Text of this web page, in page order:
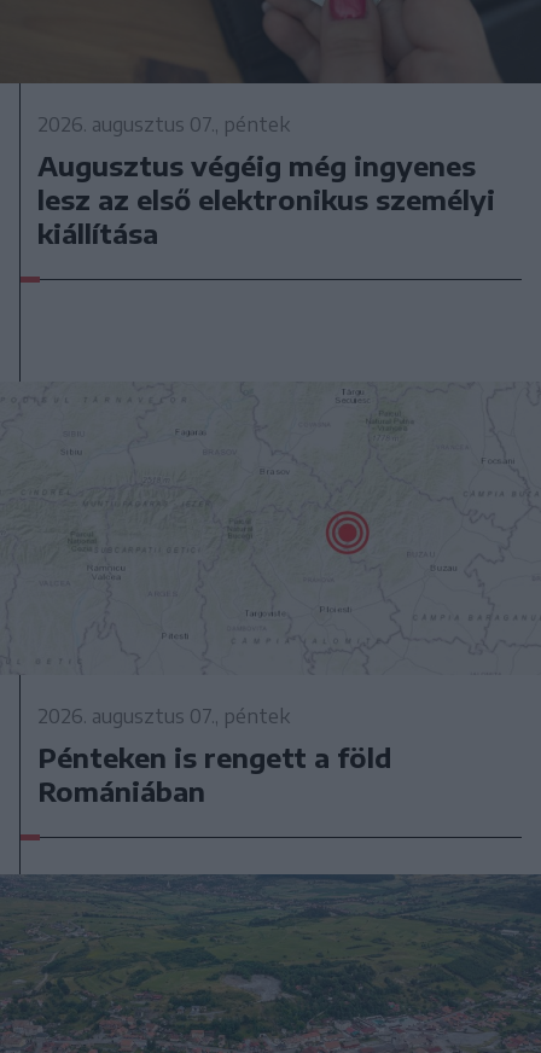
2026. augusztus 07., péntek
Augusztus végéig még ingyenes
lesz az első elektronikus személyi
kiállítása
2026. augusztus 07., péntek
Pénteken is rengett a föld
Romániában